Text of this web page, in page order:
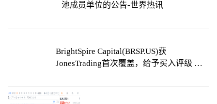
池成员单位的公告-世界热讯
BrightSpire Capital(BRSP.US)获
JonesTrading首次覆盖，给予买入评级 天